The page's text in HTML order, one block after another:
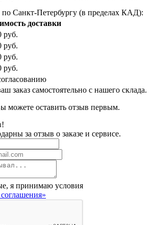
по Санкт-Петербургу (в пределах КАД):
доставки
руб.
руб.
руб.
руб.
заказ самостоятельно с нашего склада.
можете оставить отзыв первым.
за отзыв о заказе и сервисе.
я принимаю условия